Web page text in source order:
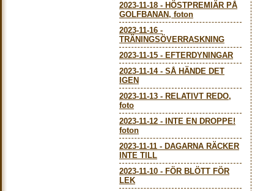
2023-11-18 - HÖSTPREMIÄR PÅ
GOLFBANAN, foton
2023-11-16 -
TRÄNINGSÖVERRASKNING
2023-11-15 - EFTERDYNINGAR
2023-11-14- SÅ HÄNDE DET
IGEN
2023-11-13 - RELATIVT REDO,
foto
2023-11-12 -
INTE EN DROPPE!
foton
2023-11-11 - DAGARNA RÄCKER
INTE TILL
2023-11-10 - FÖR BLÖTT FÖR
LEK